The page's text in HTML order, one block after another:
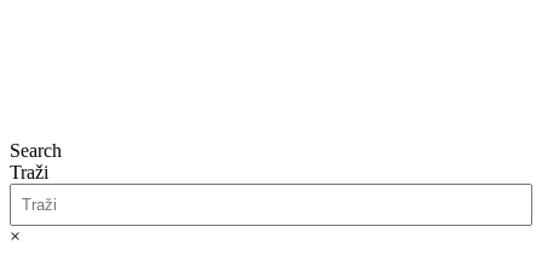
Search
Traži
×